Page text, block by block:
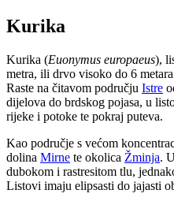
Kurika
Kurika (Euonymus europaeus),
metra, ili drvo visoko do 6
Raste na čitavom području Istre
dijelova do brdskog pojasa, u
rijeke i potoke te pokraj puteva.
Kao područje s većom
dolina Mirne te okolica Žminja.
dubokom i rastresitom tlu,
Listovi imaju elipsasti do jajasti